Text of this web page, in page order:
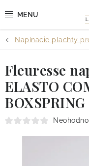
na
POSTEĽNÉ OBLIEČKY
POSTEĽNÉ PLACHTY
PREHOZY A PAPLÓNY
VANKÚŠE A OBLIEČKY
Napínacie plachty
Fleuresse
ELASTO
BOXSPRING